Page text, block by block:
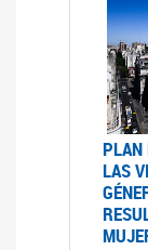
PLAN
LAS